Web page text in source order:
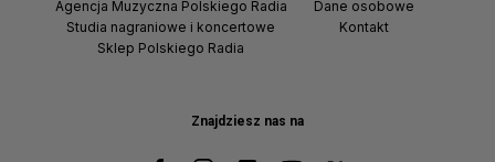
Znajdziesz nas na
Agencja Muzyczna Polskiego Radia
Studia nagraniowe i koncertowe
Sklep Polskiego Radia
Dane osobowe
Kontakt